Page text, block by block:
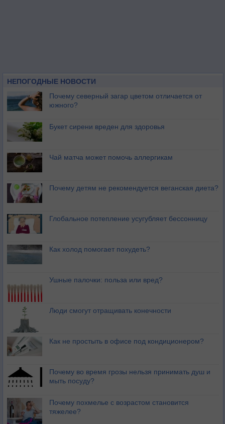
НЕПОГОДНЫЕ НОВОСТИ
Почему северный загар цветом отличается от
южного?
Букет сирени вреден для здоровья
Чай матча может помочь аллергикам
Почему детям не рекомендуется веганская диета?
Глобальное потепление усугубляет бессонницу
Как холод помогает похудеть?
Ушные палочки: польза или вред?
Люди смогут отращивать конечности
Как не простыть в офисе под кондиционером?
Почему во время грозы нельзя принимать душ и
мыть посуду?
Почему похмелье с возрастом становится
тяжелее?